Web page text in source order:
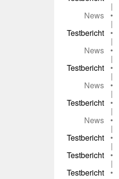
|
News
•
|
Testbericht
•
|
News
•
|
Testbericht
•
|
News
•
|
Testbericht
•
|
News
•
|
Testbericht
•
|
Testbericht
•
|
Testbericht
•